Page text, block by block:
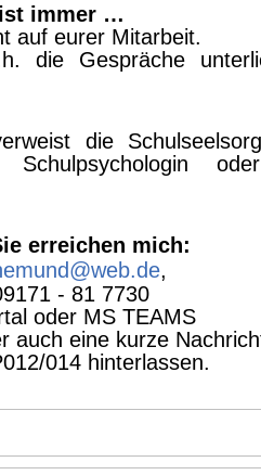
immer …
auf eurer Mitarbeit.
Gespräche
die
Schulpsychologin
erreichen mich:
,
- 81 7730
oder MS TEAMS
auch eine kurze
014 hinterlassen.